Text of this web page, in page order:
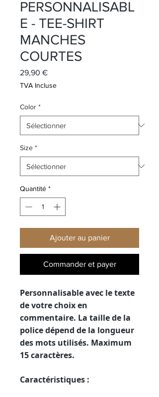
PERSONNALISABL
E - TEE-SHIRT
MANCHES
COURTES
29,90 €Prix
TVA Incluse
Color *
Size *
Quantité *
Ajouter au panier
Commander et payer
Personnalisable avec le texte
de votre choix en
commentaire. La taille de la
police dépend de la longueur
des mots utilisés. Maximum
15 caractères.
Caractéristiques :